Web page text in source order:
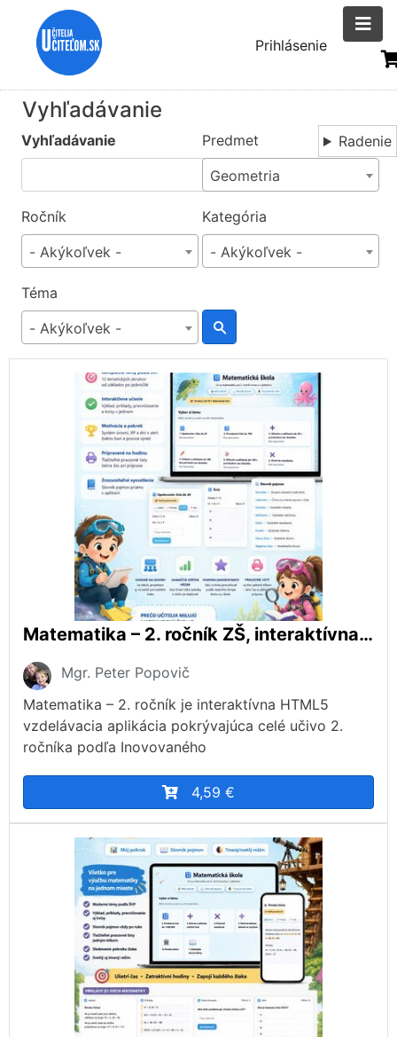
Menu
Prihlásenie
Vyhľadávanie
Vyhľadávanie
Predmet
Geometria
Ročník
- Akýkoľvek -
Kategória
- Akýkoľvek -
Téma
- Akýkoľvek -
Radenie
Matematika – 2. ročník ZŠ, interaktívna aplikácia podľa ŠVP
Mgr. Peter Popovič
Matematika – 2. ročník je interaktívna HTML5
vzdelávacia aplikácia pokrývajúca celé učivo 2.
ročníka podľa Inovovaného
4,59 €